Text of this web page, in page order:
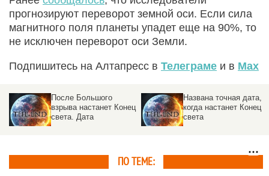
прогнозируют переворот земной оси. Если сила
магнитного поля планеты упадет еще на 90%, то
не исключен переворот оси Земли.
Подпишитесь на Алтапресс в Телеграме и в Max
После Большого
взрыва настанет Конец
света. Дата
Названа точная дата,
когда настанет Конец
света
ПО ТЕМЕ: